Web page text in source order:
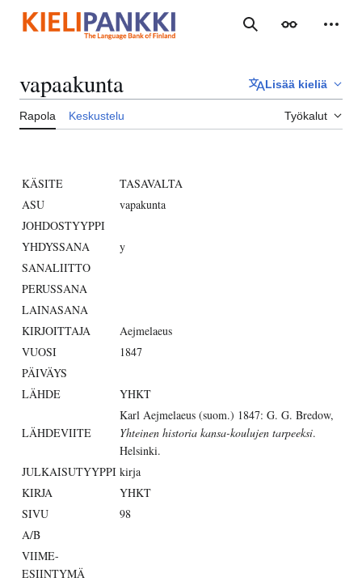
sisältöön
Haku Ulkoasu
vapaakunta Lisää kieliä
Rapola Keskustelu Työkalut
KÄSITE
TASAVALTA
ASU
vapakunta
JOHDOSTYYPPI
YHDYSSANA
y
SANALIITTO
PERUSSANA
LAINASANA
KIRJOITTAJA
Aejmelaeus
VUOSI
1847
PÄIVÄYS
LÄHDE
YHKT
LÄHDEVIITE
Karl Aejmelaeus (suom.) 1847: G. G. Bredow,
Yhteinen historia kansa-koulujen tarpeeksi.
Helsinki.
JULKAISUTYYPPI kirja
KIRJA
YHKT
SIVU
98
A/B
VIIME-
ESIINTYMÄ